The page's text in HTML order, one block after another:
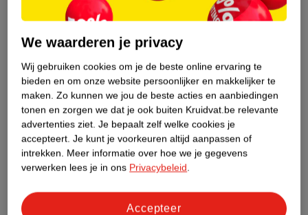
Rood (-) = hoge impact op het milieu.
Groen (+) = lage impact op het milieu.
Gebaseerd op wereldwijde
Nature Impact Score: 55%
Gemiddelde voor Eerste Hulp: 36%
Hogere score betekent lagere impact
Bestel & Bezorginformatie
Aanvullende informatie
We waarderen je privacy
Wij gebruiken cookies om je de beste online ervaring te
bieden en om onze website persoonlijker en makkelijker te
maken. Zo kunnen we jou de beste acties en aanbiedingen
tonen en zorgen we dat je ook buiten Kruidvat.be relevante
advertenties ziet. Je bepaalt zelf welke cookies je
accepteert. Je kunt je voorkeuren altijd aanpassen of
intrekken. Meer informatie over hoe we je gegevens
verwerken lees je in ons Privacybeleid.
Accepteer